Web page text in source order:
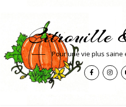
Citrouille
Pour une vie plus saine